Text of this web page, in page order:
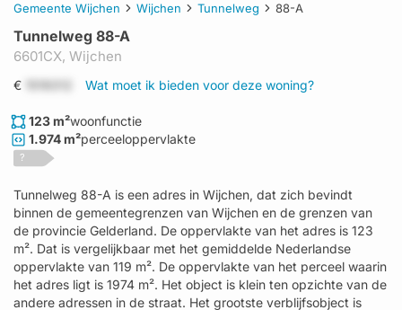
Gemeente Wijchen Wijchen Tunnelweg 88-A
Tunnelweg 88-A
6601CX, Wijchen
€ Wat moet ik bieden voor deze woning?
123 m²woonfunctie
1.974 m²perceeloppervlakte
?
Tunnelweg 88-A is een adres in Wijchen, dat zich bevindt
binnen de gemeentegrenzen van Wijchen en de grenzen van
de provincie Gelderland. De oppervlakte van het adres is 123
m². Dat is vergelijkbaar met het gemiddelde Nederlandse
oppervlakte van 119 m². De oppervlakte van het perceel waarin
het adres ligt is 1974 m². Het object is klein ten opzichte van de
andere adressen in de straat. Het grootste verblijfsobject is